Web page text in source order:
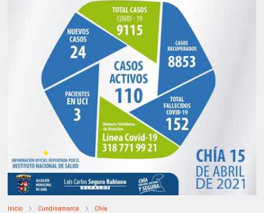
Inicio Cundinamarca Chía